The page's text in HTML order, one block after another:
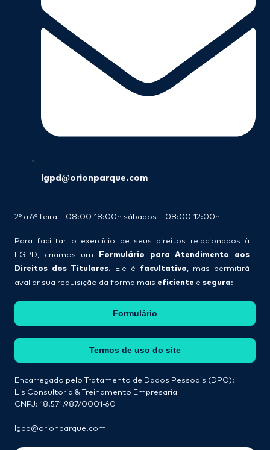
lgpd@orionparque.com
2° a 6° feira – 08:00-18:00h sábados – 08:00-12:00h
Para facilitar o exercício de seus direitos relacionados à
LGPD, criamos um Formulário para Atendimento aos
Direitos dos Titulares. Ele é facultativo, mas permitirá
avaliar sua requisição da forma mais eficiente e segura:
Formulário
Termos de uso do site
Encarregado pelo Tratamento de Dados Pessoais (DPO):
Lis Consultoria & Treinamento Empresarial
CNPJ: 18.571.987/0001-60
lgpd@orionparque.com